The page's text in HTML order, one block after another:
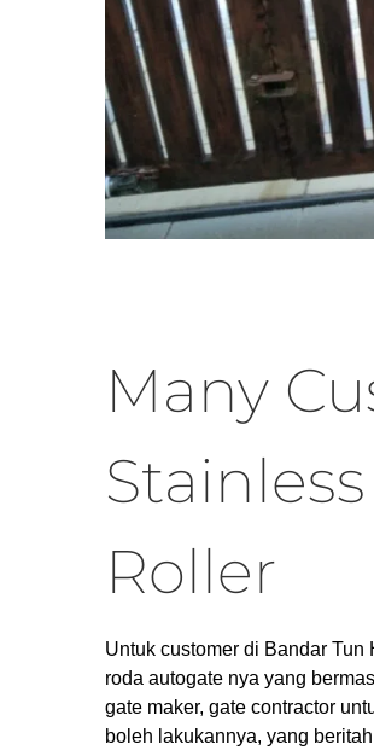
Many
Roller
Untuk customer di Bandar
roda autogate nya yang
gate maker, gate contractor
boleh lakukannya, yang